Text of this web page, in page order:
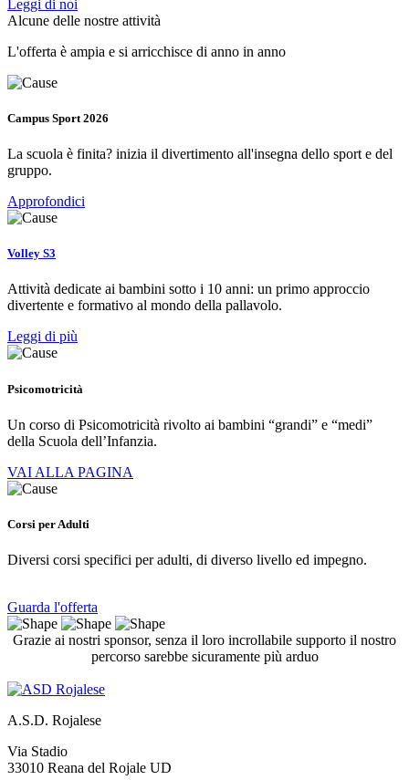
Leggi di noi
Alcune delle nostre attività
L'offerta è ampia e si arricchisce di anno in anno
Campus Sport 2026
La scuola è finita? inizia il divertimento all'insegna dello sport e del
gruppo.
Approfondici
Volley S3
Attività dedicate ai bambini sotto i 10 anni: un primo approccio
divertente e formativo al mondo della pallavolo.
Leggi di più
Psicomotricità
Un corso di Psicomotricità rivolto ai bambini “grandi” e “medi”
della Scuola dell’Infanzia.
VAI ALLA PAGINA
Corsi per Adulti
Diversi corsi specifici per adulti, di diverso livello ed impegno.
Guarda l'offerta
Grazie ai nostri sponsor, senza il loro incrollabile supporto il nostro
percorso sarebbe sicuramente più arduo
A.S.D. Rojalese
Via Stadio
33010 Reana del Rojale UD